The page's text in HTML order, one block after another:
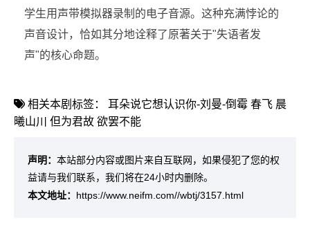
学生用声带模拟器录制的电子音源。这种充满悖论的
声音设计，恰如其分地诠释了原著关于"失语者发
声"的核心命题。
相关本剧标签： 耳朵说它想认识你-刘曼-倒霉 春飞 晨
曦山川
但为君故 欲罢不能
声明： 本站部分内容或图片来自互联网，如果侵犯了您的权
益请与我们联系，我们将在24小时内删除。
本文地址： https://www.neifm.com//wbtj/3157.html